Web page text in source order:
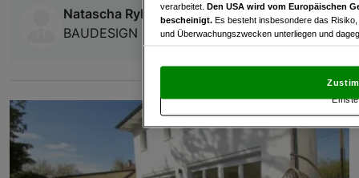
Natascha Ryba
BAUDESIGN Immobilien GmbH
verarbeitet. Den USA wird vom Europäischen
bescheinigt. Es besteht insbesondere das
und Überwachungszwecken unterliegen und
und Widerspruch gegen die Verarbeitung auf der
„Cookie Einstellungen“, die sich auf jeder Seite
Wir und unsere Partner
Verwendung genauer Standortdaten.